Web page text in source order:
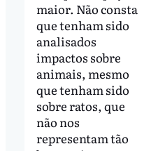
maior. Não consta
que tenham sido
analisados
impactos sobre
animais, mesmo
que tenham sido
sobre ratos, que
não nos
representam tão